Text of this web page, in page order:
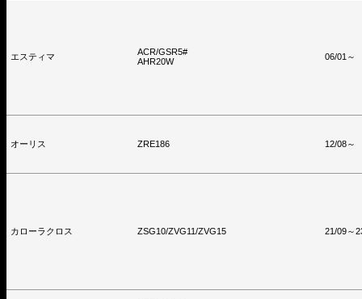
エスティマ
ACR/GSR5#
AHR20W
06/01～
オーリス ZRE186 12/08～
カローラクロス ZSG10/ZVG11/ZVG15 21/09～